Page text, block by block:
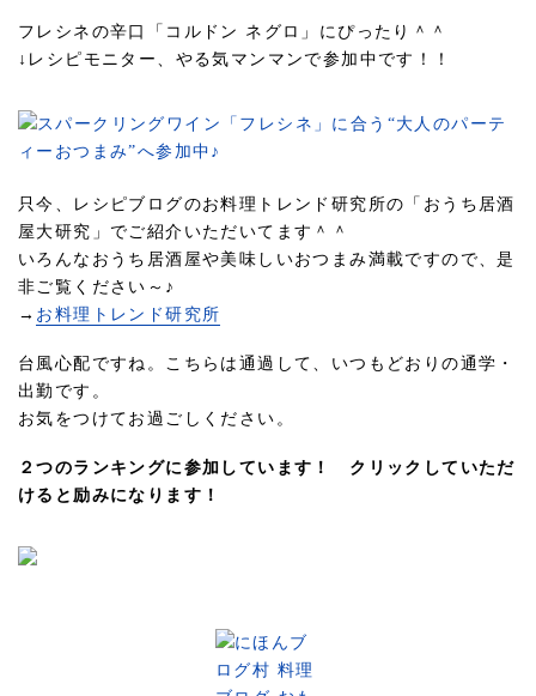
フレシネの辛口「コルドン ネグロ」にぴったり＾＾
↓レシピモニター、やる気マンマンで参加中です！！
只今、レシピブログのお料理トレンド研究所の「おうち居酒
屋大研究」でご紹介いただいてます＾＾
いろんなおうち居酒屋や美味しいおつまみ満載ですので、是
非ご覧ください～♪
→ お料理トレンド研究所
台風心配ですね。こちらは通過して、いつもどおりの通学・
出勤です。
お気をつけてお過ごしください。
２つのランキングに参加しています！ クリックしていただ
けると励みになります！